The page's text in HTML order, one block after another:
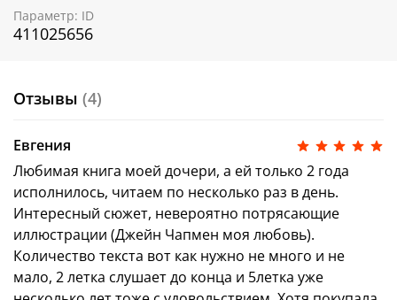
Параметр: ID
411025656
Отзывы (4)
Евгения
Любимая книга моей дочери, а ей только 2 года
исполнилось, читаем по несколько раз в день.
Интересный сюжет, невероятно потрясающие
иллюстрации (Джейн Чапмен моя любовь).
Количество текста вот как нужно не много и не
мало, 2 летка слушает до конца и 5летка уже